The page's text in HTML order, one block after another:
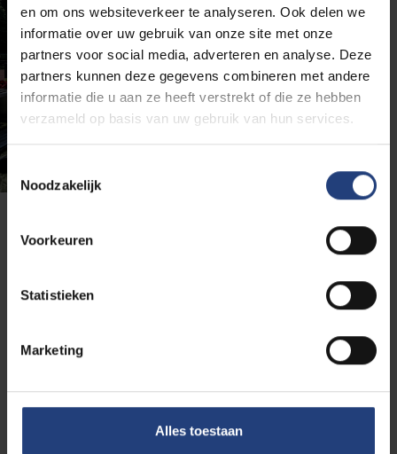
en om ons websiteverkeer te analyseren. Ook delen we
informatie over uw gebruik van onze site met onze
partners voor social media, adverteren en analyse. Deze
partners kunnen deze gegevens combineren met andere
informatie die u aan ze heeft verstrekt of die ze hebben
verzameld op basis van uw gebruik van hun services.
Noodzakelijk
Voorkeuren
Statistieken
Marketing
Alles toestaan
Voor topsporters
Kampioenschappen
Ben je topsporter en wil je graag eens deelnemen
Summer of Winter University Games? Hier vind je
Naar de website van FISU